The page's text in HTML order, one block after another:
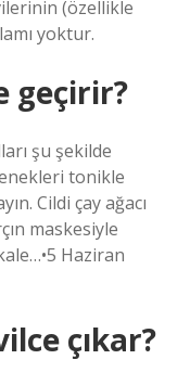
(özellikle
yoktur.
geçirir?
şu şekilde
tonikle
Cildi çay ağacı
maskesiyle
Haziran
çıkar?